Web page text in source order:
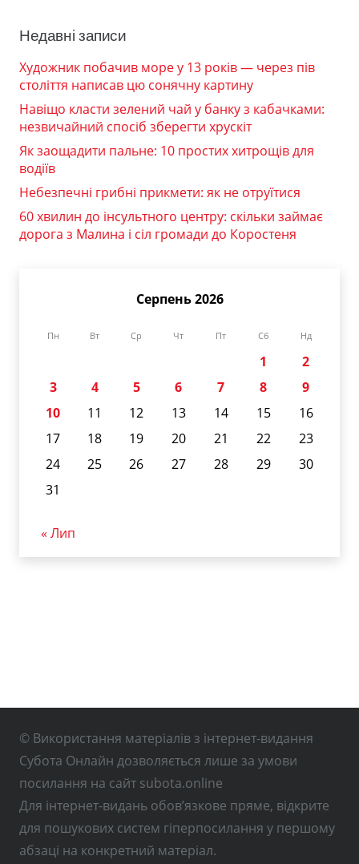
Недавні записи
Художник побачив море у 13 років — через пів
століття написав цю сонячну картину
Навіщо класти зелений чай у банку з кабачками:
незвичайний спосіб зберегти хрускіт
Як заощадити пальне: 10 простих хитрощів для
водіїв
Небезпечні грибні прикмети: як не отруїтися
60 хвилин до інсультного центру: скільки займає
дорога з Малина і сіл громади до Коростеня
Серпень 2026
Пн Вт Ср Чт Пт Сб Нд
1
2
3
4 5 6 7 8
9
10
11 12 13 14 15
16
17
18 19 20 21 22
23
24
25 26 27 28 29
30
31
« Лип
© Використання матеріалів з інтернет-видання
Субота Онлайн дозволяється лише за умови
посилання на сайт subota.online
Для інтернет-видань обов’язкове пряме, відкрите
для пошукових систем гіперпосилання у першому
абзаці на конкретний матеріал.